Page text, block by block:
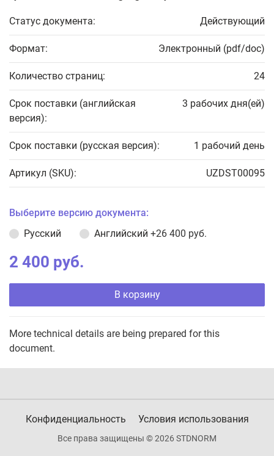
Статус документа: Действующий
Формат: Электронный (pdf/doc)
Количество страниц: 24
Срок поставки (английская
версия):
3 рабочих дня(ей)
Срок поставки (русская версия): 1 рабочий день
Артикул (SKU): UZDST00095
Выберите версию документа:
Русский
Английский +26 400 руб.
2 400 руб.
В корзину
More technical details are being prepared for this
document.
Конфиденциальность Условия использования
Все права защищены © 2026 STDNORM